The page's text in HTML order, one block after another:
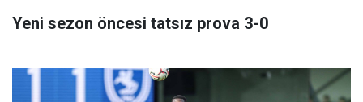
Yeni sezon öncesi tatsız prova 3-0